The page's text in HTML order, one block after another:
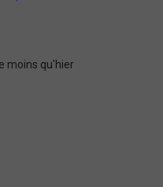
moins qu'hier